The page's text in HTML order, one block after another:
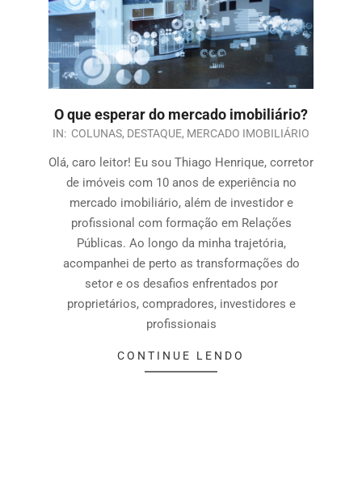
O que esperar do mercado imobiliário?
IN: COLUNAS, DESTAQUE, MERCADO IMOBILIÁRIO
Olá, caro leitor! Eu sou Thiago Henrique, corretor
de imóveis com 10 anos de experiência no
mercado imobiliário, além de investidor e
profissional com formação em Relações
Públicas. Ao longo da minha trajetória,
acompanhei de perto as transformações do
setor e os desafios enfrentados por
proprietários, compradores, investidores e
profissionais
CONTINUE LENDO